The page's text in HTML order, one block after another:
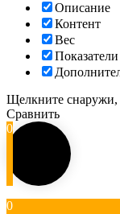
Описание
Контент
Вес
Показатели
Щелкните снаружи,
Сравнить
0
0